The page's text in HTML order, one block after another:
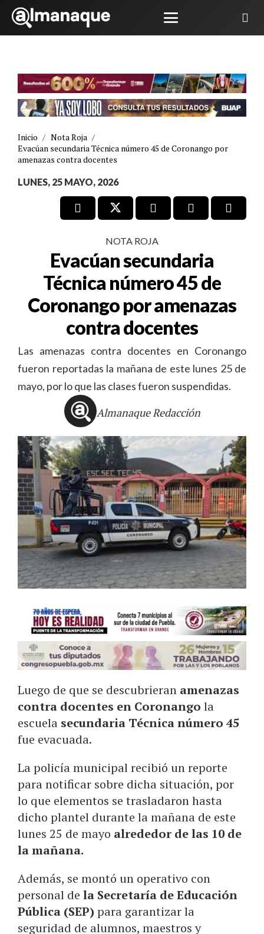
Inicio / Nota Roja /
Evacúan secundaria Técnica número 45 de Coronango por
amenazas contra docentes
LUNES, 25 MAYO, 2026
NOTA ROJA
Evacúan secundaria
Técnica número 45 de
Coronango por amenazas
contra docentes
Las amenazas contra docentes en Coronango
fueron reportadas la mañana de este lunes 25 de
mayo, por lo que las clases fueron suspendidas.
Almanaque Redacción
Luego de que se descubrieran amenazas
contra docentes en Coronango la
escuela secundaria Técnica número 45
fue evacuada.
La policía municipal recibió un reporte
para notificar sobre dicha situación, por
lo que elementos se trasladaron hasta
dicho plantel durante la mañana de este
lunes 25 de mayo alrededor de las 10 de
la mañana.
Además, se montó un operativo con
personal de la Secretaría de Educación
Pública (SEP) para garantizar la
seguridad de alumnos, maestros y